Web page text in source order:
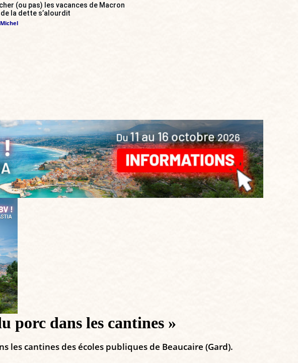
(ou pas) les vacances de Macron
la dette s’alourdit
porc dans les cantines »
les cantines des écoles publiques de Beaucaire (Gard).